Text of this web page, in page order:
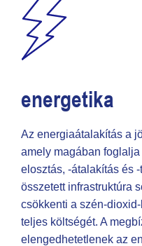
energetika
Az energiaátalakítás a
amely magában
elosztás, -átalakítás és
összetett infrastruktúra
csökkenti a szén-
teljes költségét. A
elengedhetetlenek az